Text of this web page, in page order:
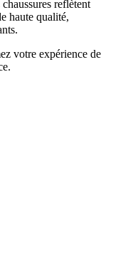
reflètent
haute qualité,
votre expérience de